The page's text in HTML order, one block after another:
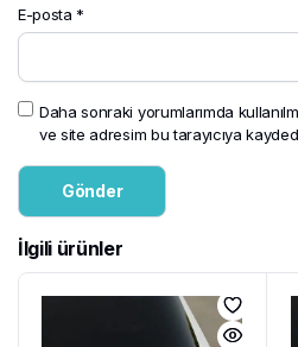
E-posta *
Daha sonraki yorumlarımda
ve site adresim bu tarayıcıya
İlgili ürünler